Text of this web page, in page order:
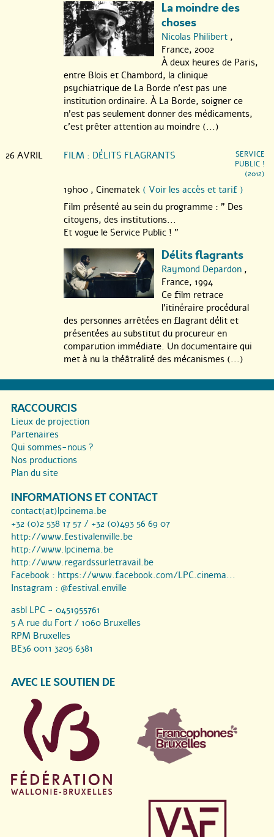
La moindre des
choses
Nicolas Philibert ,
France, 2002
À deux heures de Paris,
entre Blois et Chambord, la clinique
psychiatrique de La Borde n’est pas une
institution ordinaire. À La Borde, soigner ce
n’est pas seulement donner des médicaments,
c’est prêter attention au moindre (...)
26 AVRIL FILM : DÉLITS FLAGRANTS
SERVICE
PUBLIC !
(2012)
19h00 , Cinematek ( Voir les accès et tarif )
Film présenté au sein du programme : " Des
citoyens, des institutions...
Et vogue le Service Public ! "
Délits flagrants
Raymond Depardon ,
France, 1994
Ce film retrace
l’itinéraire procédural
des personnes arrêtées en flagrant délit et
présentées au substitut du procureur en
comparution immédiate. Un documentaire qui
met à nu la théâtralité des mécanismes (...)
RACCOURCIS
Lieux de projection
Partenaires
Qui sommes-nous ?
Nos productions
Plan du site
INFORMATIONS ET CONTACT
contact(at)lpcinema.be
+32 (0)2 538 17 57 / +32 (0)493 56 69 07
http://www.festivalenville.be
http://www.lpcinema.be
http://www.regardssurletravail.be
Facebook : https://www.facebook.com/LPC.cinema...
Instagram : @festival.enville
asbl LPC - 0451955761
5 A rue du Fort / 1060 Bruxelles
RPM Bruxelles
BE36 0011 3205 6381
AVEC LE SOUTIEN DE